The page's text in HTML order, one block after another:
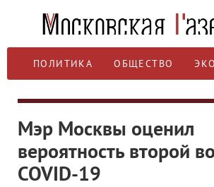
ПОЛИТИКА ОБЩЕСТВО
Мэр Москвы оценил
вероятность второй
COVID-19